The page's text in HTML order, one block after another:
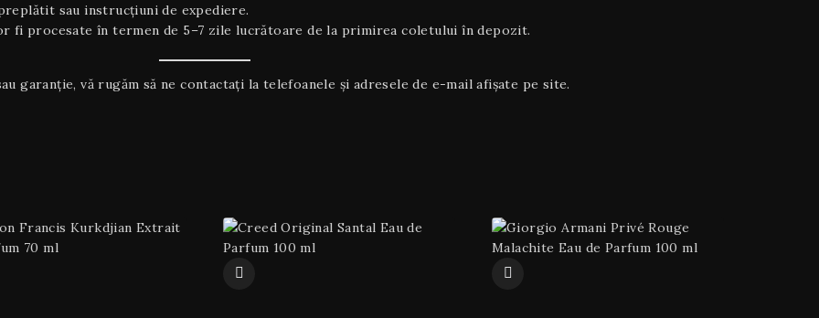
sau instrucțiuni de expediere.
fi procesate în termen de 5–7 zile lucrătoare de la primirea coletului în depozit.
garanţie, vă rugăm să ne contactați la telefoanele și adresele de e-mail afișate pe site.